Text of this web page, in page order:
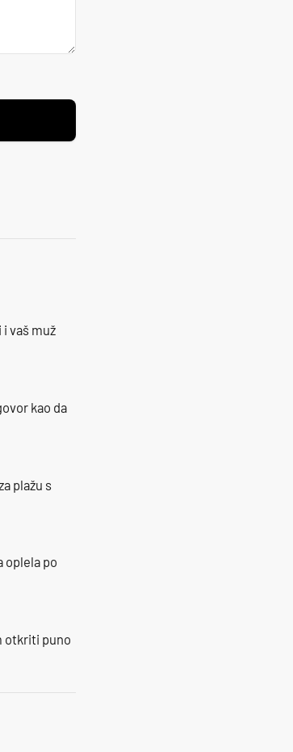
vaš muž
kao da
plažu s
oplela po
otkriti puno